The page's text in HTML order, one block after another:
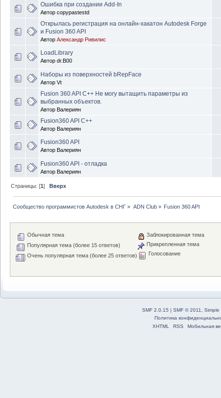
Ошибка при создании Add-In
Автор copypastestd
Открылась регистрация на онлайн-хакатон Autodesk Forge
и Fusion 360 API
Автор Александр Ривилис
LoadLibrary
Автор dr.B00
Наборы из поверхностей bRepFace
Автор Vt
Fusion 360 API C++ Не могу вытащить параметры из
выбранных объектов.
Автор Валериян
Fusion360 API C++
Автор Валериян
Fusion360 API
Автор Валериян
Fusion360 API - отладка
Автор Валериян
Страницы: [1]Вверх
Сообщество программистов Autodesk в СНГ » ADN Club» Fusion 360 API
Обычная тема
Популярная тема (более 15 ответов)
Очень популярная тема (более 25 ответов)
Заблокированная тема
Прикрепленная тема
Голосование
SMF 2.0.15 | SMF © 2011
Simple
Политика
XHTML
RSS Мобильная